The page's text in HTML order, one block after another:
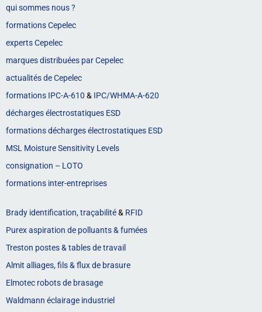
qui sommes nous ?
formations Cepelec
experts Cepelec
marques distribuées par Cepelec
actualités de Cepelec
formations IPC-A-610 & IPC/WHMA-A-620
décharges électrostatiques ESD
formations décharges électrostatiques ESD
MSL Moisture Sensitivity Levels
consignation – LOTO
formations inter-entreprises
Brady identification, traçabilité& RFID
Purex aspiration de polluants & fumées
Treston postes & tables de travail
Almit alliages, fils & flux de brasure
Elmotec robots de brasage
Waldmann éclairage industriel